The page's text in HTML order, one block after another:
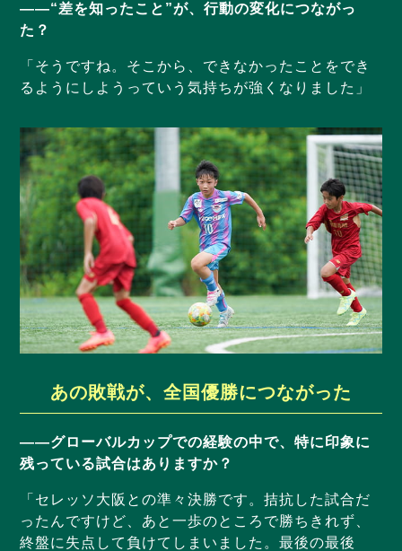
——“差を知ったこと”が、行動の変化につながっ
た？
「そうですね。そこから、できなかったことをでき
るようにしようっていう気持ちが強くなりました」
あの敗戦が、全国優勝につながった
——グローバルカップでの経験の中で、特に印象に
残っている試合はありますか？
「セレッソ大阪との準々決勝です。拮抗した試合だ
ったんですけど、あと一歩のところで勝ちきれず、
終盤に失点して負けてしまいました。最後の最後